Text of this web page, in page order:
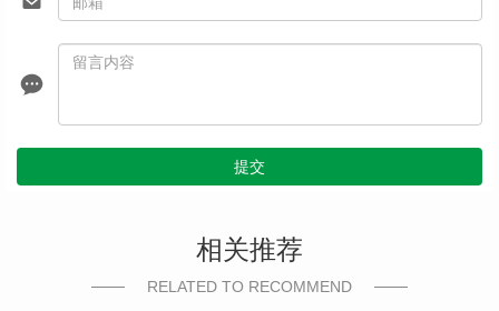
提交
相关推荐
RELATED TO RECOMMEND